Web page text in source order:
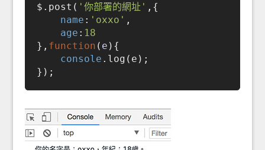
$.post( '你部署的網址' ,{
name : 'oxxo' ,
age : 18
}, function ( e ) {
console .log(e);